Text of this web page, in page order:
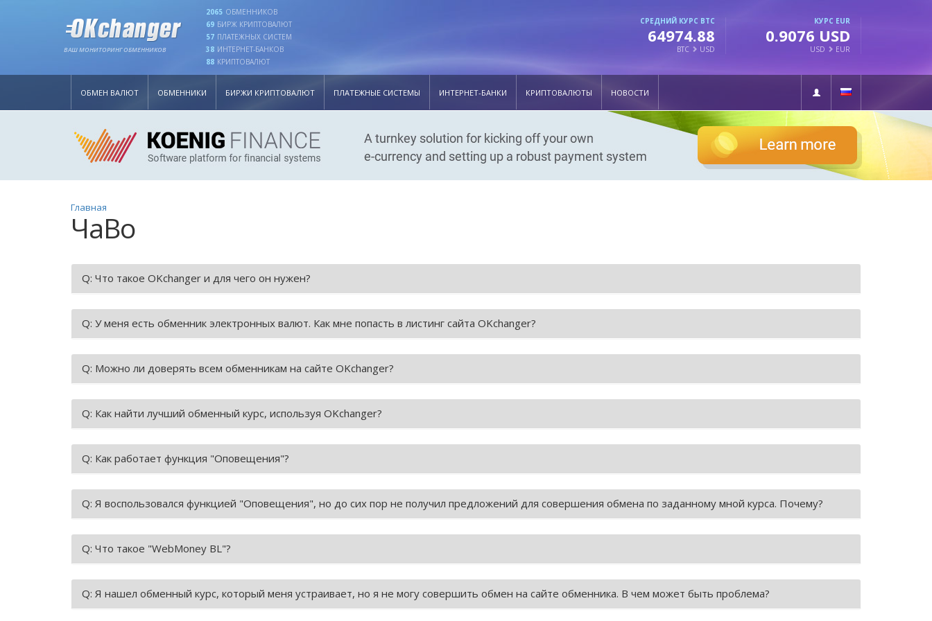
ВАШ МОНИТОРИНГ ОБМЕННИКОВ
2065 ОБМЕННИКОВ
69 БИРЖ КРИПТОВАЛЮТ
57 ПЛАТЕЖНЫХ СИСТЕМ
38 ИНТЕРНЕТ-БАНКОВ
88 КРИПТОВАЛЮТ
СРЕДНИЙ КУРС BTC
64974.88
BTC USD
КУРС EUR
0.9076 USD
USD EUR
ОБМЕН ВАЛЮТ ОБМЕННИКИ БИРЖИ КРИПТОВАЛЮТ ПЛАТЕЖНЫЕ СИСТЕМЫ ИНТЕРНЕТ-БАНКИ КРИПТОВАЛЮТЫ НОВОСТИ
Главная
ЧаВо
Q: Что такое OKchanger и для чего он нужен?
Q: У меня есть обменник электронных валют. Как мне попасть в листинг сайта OKchanger?
Q: Можно ли доверять всем обменникам на сайте OKchanger?
Q: Как найти лучший обменный курс, используя OKchanger?
Q: Как работает функция "Оповещения"?
Q: Я воспользовался функцией "Оповещения", но до сих пор не получил предложений для совершения обмена по заданному мной курса. Почему?
Q: Что такое "WebMoney BL"?
Q: Я нашел обменный курс, который меня устраивает, но я не могу совершить обмен на сайте обменника. В чем может быть проблема?